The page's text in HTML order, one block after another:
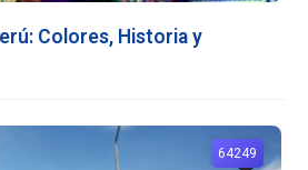
Colores, Historia y
64249